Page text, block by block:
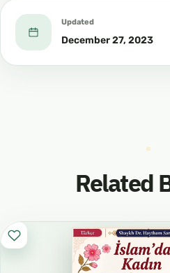
Updated
December 27, 2023
Related